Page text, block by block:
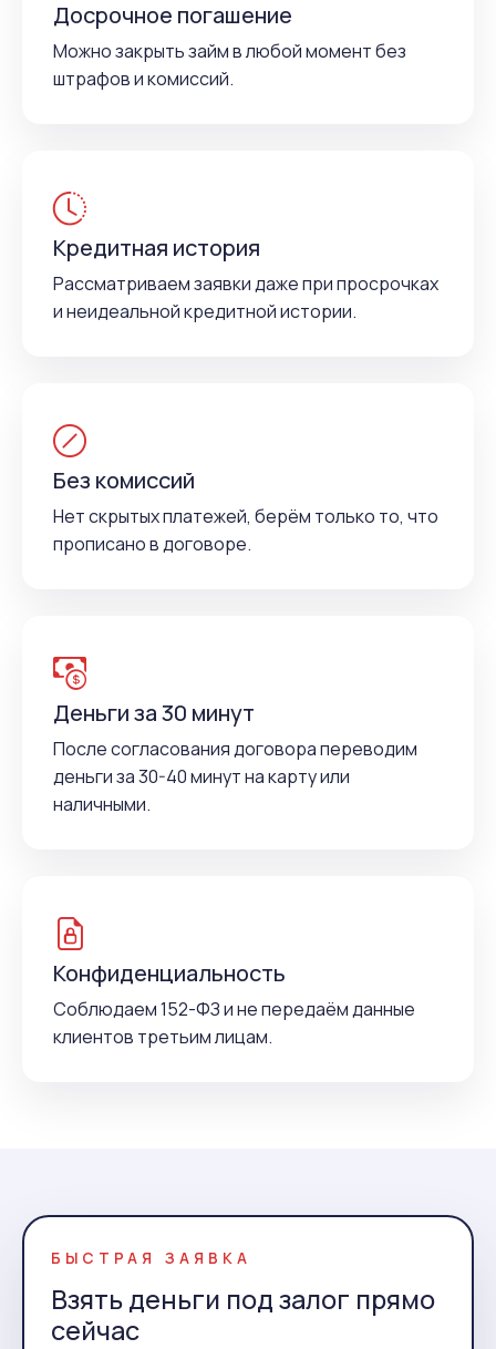
Досрочное погашение
Можно закрыть займ в любой момент без
штрафов и комиссий.
Кредитная история
Рассматриваем заявки даже при просрочках
и неидеальной кредитной истории.
Без комиссий
Нет скрытых платежей, берём только то, что
прописано в договоре.
Деньги за 30 минут
После согласования договора переводим
деньги за 30-40 минут на карту или
наличными.
Конфиденциальность
Соблюдаем 152-ФЗ и не передаём данные
клиентов третьим лицам.
БЫСТРАЯ ЗАЯВКА
Взять деньги под залог прямо
сейчас